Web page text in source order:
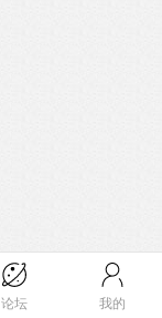
论坛 我的